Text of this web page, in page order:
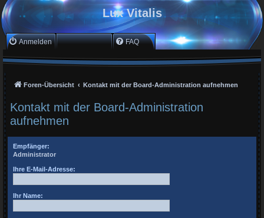
Lux Vitalis
Anmelden Registrieren FAQ
Foren-Übersicht Kontakt mit der Board-Administration aufnehmen
Kontakt mit der Board-Administration
aufnehmen
Empfänger:
Administrator
Ihre E-Mail-Adresse:
Ihr Name: